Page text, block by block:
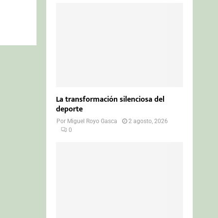
La transformación silenciosa del
deporte
Por Miguel Royo Gasca
2 agosto, 2026
0